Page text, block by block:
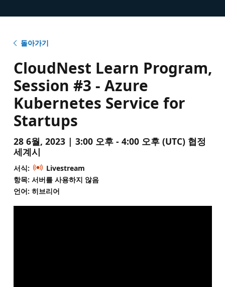
돌아가기
CloudNest Learn Program,
Session #3 - Azure
Kubernetes Service for
Startups
28 6월, 2023 | 3:00 오후 - 4:00 오후 (UTC) 협정
세계시
서식:
Livestream
항목: 서버를 사용하지 않음
언어: 히브리어